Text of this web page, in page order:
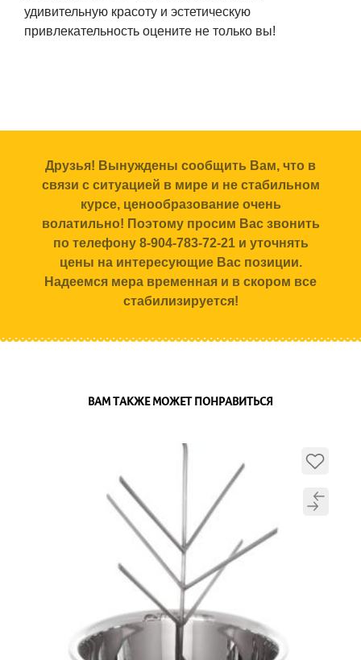
удивительную красоту и эстетическую
привлекательность оцените не только вы!
Друзья! Вынуждены сообщить Вам, что в
связи с ситуацией в мире и не стабильном
курсе, ценообразование очень
волатильно! Поэтому просим Вас звонить
по телефону 8-904-783-72-21 и уточнять
цены на интересующие Вас позиции.
Надеемся мера временная и в скором все
стабилизируется!
ВАМ ТАКЖЕ МОЖЕТ ПОНРАВИТЬСЯ